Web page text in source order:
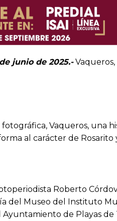
junio de 2025.-Vaqueros,
Vaqueros, una
al carácter de Rosarito
Roberto
del Museo del Instituto
de Playas de